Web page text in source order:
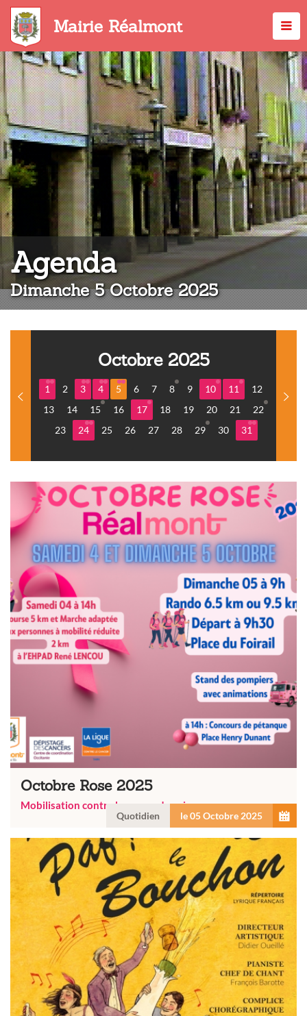
Aller
contenu
principal
Mairie Réalmont
Agenda:
Dimanche 5 Octobre 2025
Octobre 2025
1 2 3 4 5 6 7 8 9 10 11
12
13
14 15 16 17 18 19 20 21
22
23
24 25 26 27 28 29 30 31
Octobre Rose 2025
Mobilisation contre le cancer du sein
Quotidien le 05 Octobre 2025